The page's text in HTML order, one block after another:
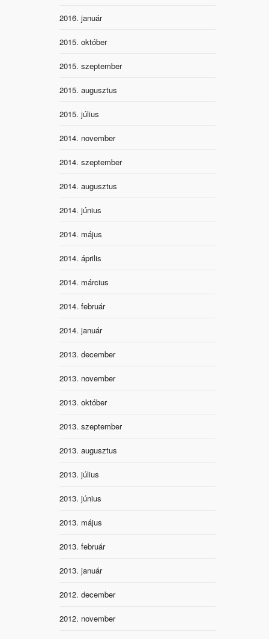
2016. január
2015. október
2015. szeptember
2015. augusztus
2015. július
2014. november
2014. szeptember
2014. augusztus
2014. június
2014. május
2014. április
2014. március
2014. február
2014. január
2013. december
2013. november
2013. október
2013. szeptember
2013. augusztus
2013. július
2013. június
2013. május
2013. február
2013. január
2012. december
2012. november